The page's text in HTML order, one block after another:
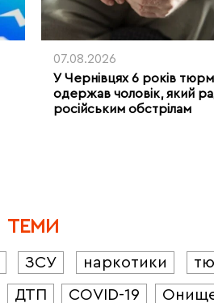
07.08.2026
У Чернівцях 6 років
одержав чоловік, який
російським обстрілам
ТЕМИ
ЗСУ наркотики
ДТП COVID-19